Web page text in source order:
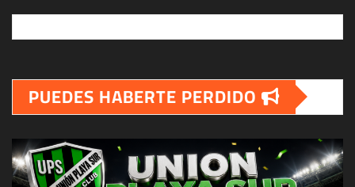
PUEDES HABERTE PERDIDO